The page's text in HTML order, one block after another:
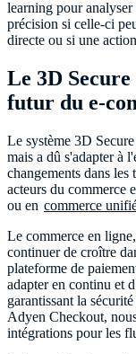
learning pour
précision si celle-ci
directe ou si une
Le 3D Secure
futur du e-
Le système 3D
mais a dû s'adapter à
changements dans
acteurs du commerce
ou en commerce
Le commerce en
continuer de croître
plateforme de
adapter en continu et
garantissant la
Adyen Checkout,
intégrations pour les